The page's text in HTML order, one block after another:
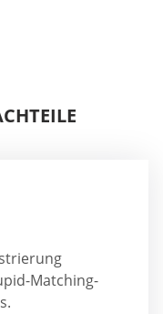
Matching-